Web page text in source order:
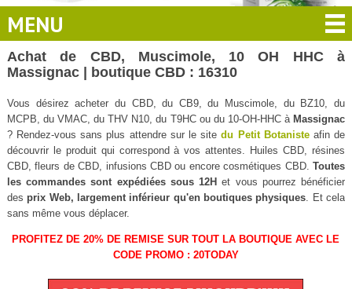
MENU
Achat de CBD, Muscimole, 10 OH HHC à
Massignac | boutique CBD : 16310
Vous désirez acheter du CBD, du CB9, du Muscimole, du BZ10, du
MCPB, du VMAC, du THV N10, du T9HC ou du 10-OH-HHC à Massignac
? Rendez-vous sans plus attendre sur le sitedu Petit Botanisteafin de
découvrir le produit qui correspond à vos attentes. Huiles CBD, résines
CBD, fleurs de CBD, infusions CBD ou encore cosmétiques CBD.Toutes
les commandes sont expédiées sous 12H et vous pourrez bénéficier
des prix Web, largement inférieur qu'en boutiques physiques . Et cela
sans même vous déplacer.
PROFITEZ DE 20% DE REMISE SUR TOUT LA BOUTIQUE AVEC LE
CODE PROMO : 20TODAY